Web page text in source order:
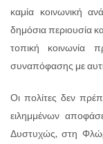
καμία κοινωνική
δημόσια περιουσία
τοπική κοινωνία
συναπόφασης με
Οι πολίτες δεν
ειλημμένων
Δυστυχώς, στη